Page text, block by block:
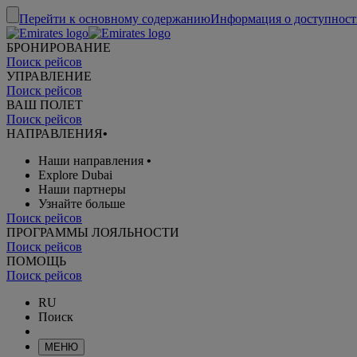
Перейти к основному содержаниюИнформация о
БРОНИРОВАНИЕ
Поиск рейсов
УПРАВЛЕНИЕ
Поиск рейсов
ВАШ ПОЛЕТ
Поиск рейсов
НАПРАВЛЕНИЯ•
Наши направления •
Explore Dubai
Наши партнеры
Узнайте больше
Поиск рейсов
ПРОГРАММЫ ЛОЯЛЬНОСТИ
Поиск рейсов
ПОМОЩЬ
Поиск рейсов
RU
Поиск
МЕНЮ